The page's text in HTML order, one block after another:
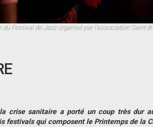
Festival de Jazz organisé par l’association Saint-
crise sanitaire a porté un coup très dur
festivals qui composent le Printemps de la